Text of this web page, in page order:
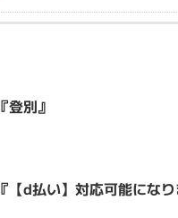
『登別』
『【d払い】対応可能になり